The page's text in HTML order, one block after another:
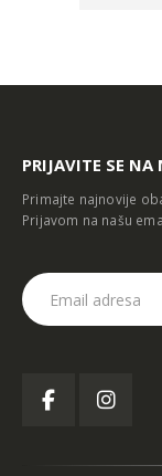
PRIJAVITE SE NA
Primajte najnovije
Prijavom na našu